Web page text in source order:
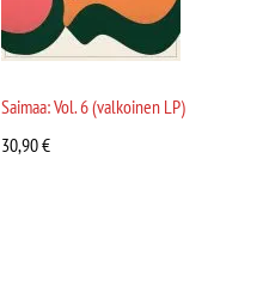
Saimaa: Vol. 6 (valkoinen LP)
30,90€